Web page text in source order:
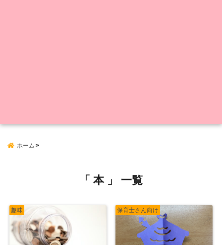
ホーム
「 本 」 一覧
趣味 保育士さん向け